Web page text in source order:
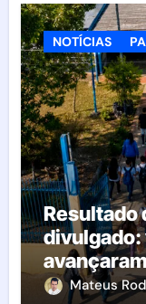
NOTÍCIAS
Resultado
divulgado:
esperar
Mateus